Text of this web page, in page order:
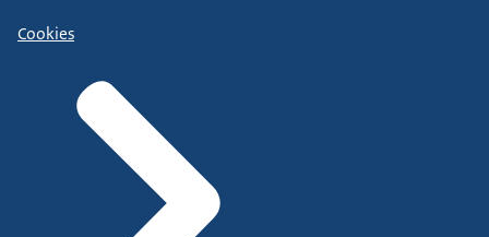
Cookies